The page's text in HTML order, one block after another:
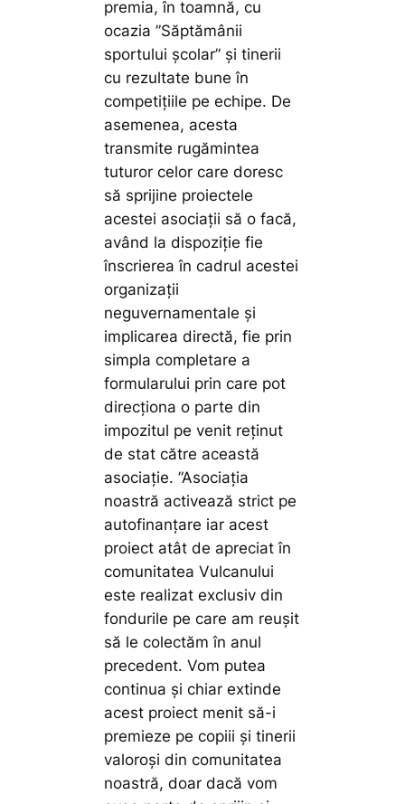
premia, în toamnă, cu
ocazia ”Săptămânii
sportului școlar” și tinerii
cu rezultate bune în
competițiile pe echipe. De
asemenea, acesta
transmite rugămintea
tuturor celor care doresc
să sprijine proiectele
acestei asociații să o facă,
având la dispoziție fie
înscrierea în cadrul acestei
organizații
neguvernamentale și
implicarea directă, fie prin
simpla completare a
formularului prin care pot
direcționa o parte din
impozitul pe venit reținut
de stat către această
asociație.”Asociația
noastră activează strict pe
autofinanțare iar acest
proiect atât de apreciat în
comunitatea Vulcanului
este realizat exclusiv din
fondurile pe care am reușit
să le colectăm în anul
precedent. Vom putea
continua și chiar extinde
acest proiect menit să-i
premieze pe copiii și tinerii
valoroși din comunitatea
noastră, doar dacă vom